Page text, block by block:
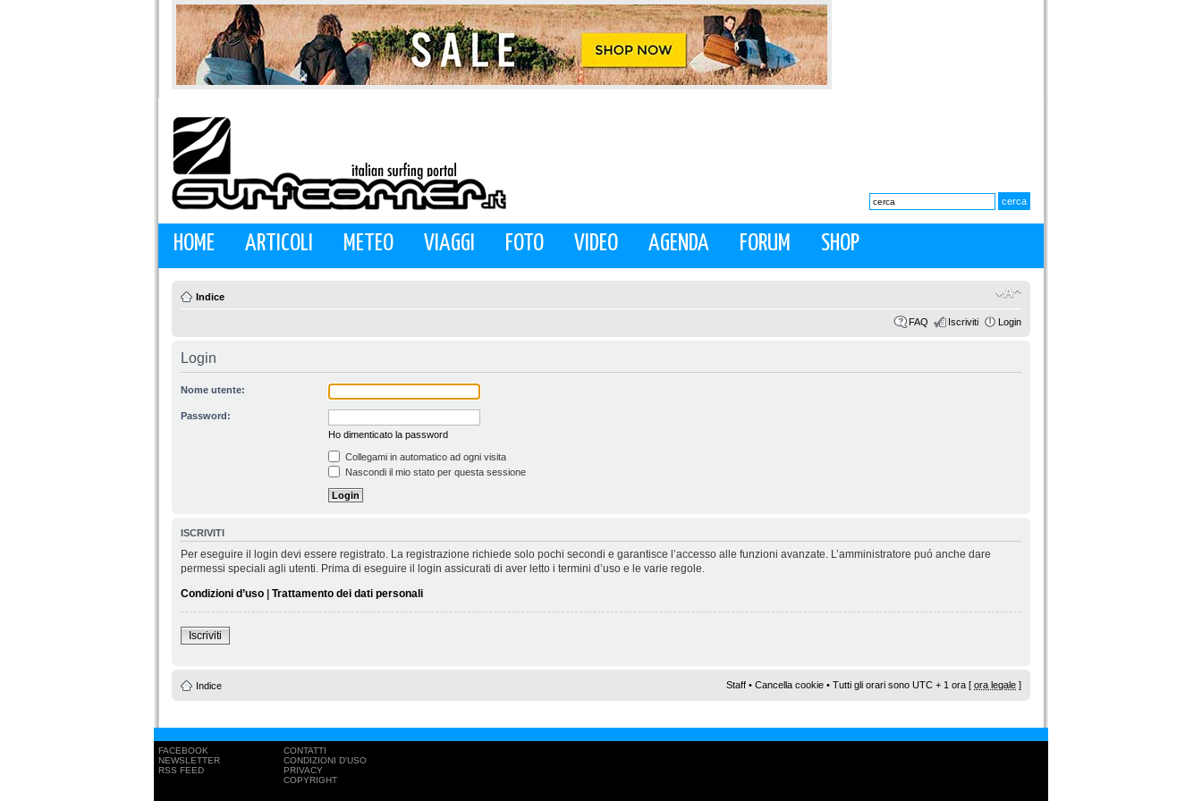
HOME ARTICOLI METEO VIAGGI FOTO VIDEO AGENDA FORUM SHOP
Indice
FAQ Iscriviti Login
Login
Nome utente:
Password:
Ho dimenticato la password
Collegami in automatico ad ogni visita
Nascondi il mio stato per questa sessione
ISCRIVITI
Per eseguire il login devi essere registrato. La registrazione richiede solo pochi secondi e garantisce l’accesso alle funzioni avanzate. L’amministratore puó anche dare
permessi speciali agli utenti. Prima di eseguire il login assicurati di aver letto i termini d’uso e le varie regole.
Condizioni d’uso | Trattamento dei dati personali
Iscriviti
Indice Staff • Cancella cookie • Tutti gli orari sono UTC + 1 ora [ ora legale ]
FACEBOOK
NEWSLETTER
RSS FEED
CONTATTI
CONDIZIONI D'USO
PRIVACY
COPYRIGHT